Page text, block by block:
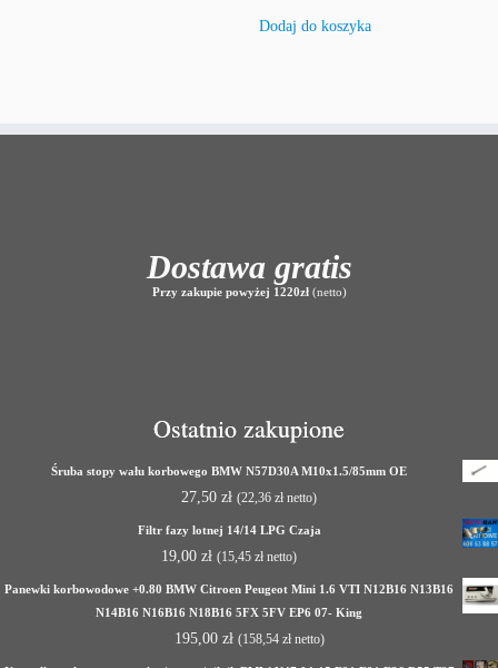
Dodaj do koszyka
Dostawa gratis
Przy zakupie powyżej 1220zł(netto)
Ostatnio zakupione
Śruba stopy wału korbowego BMW N57D30A M10x1.5/85mm OE
27,50 zł (22,36 zł netto)
Filtr fazy lotnej 14/14 LPG Czaja
19,00 zł (15,45 zł netto)
Panewki korbowodowe +0.80 BMW Citroen Peugeot Mini 1.6 VTI N12B16 N13B16
N14B16 N16B16 N18B16 5FX 5FV EP6 07- King
195,00 zł (158,54 złnetto)